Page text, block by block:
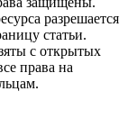
разрешается
статьи.
с открытых
права на